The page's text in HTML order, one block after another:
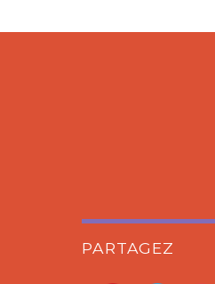
PARTAGEZ